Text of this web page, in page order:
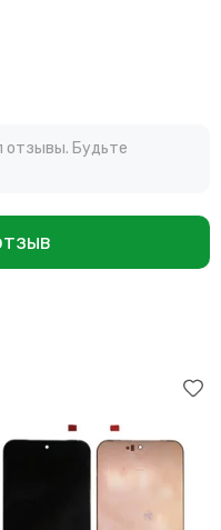
отзывы. Будьте